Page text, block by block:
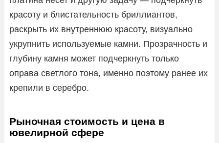
красоту и блистательность бриллиантов,
раскрыть их внутреннюю красоту, визуально
укрупнить используемые камни. Прозрачность и
глубину камня может подчеркнуть только
оправа светлого тона, именно поэтому ранее их
крепили в серебро.
Рыночная стоимость и цена в
ювелирной сфере